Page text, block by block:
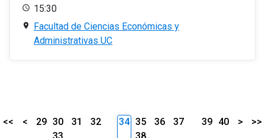
15:30
Facultad de Ciencias Económicas y
Administrativas UC
<< < 29 30 31
32
34 35 36
37
39 40 > >>